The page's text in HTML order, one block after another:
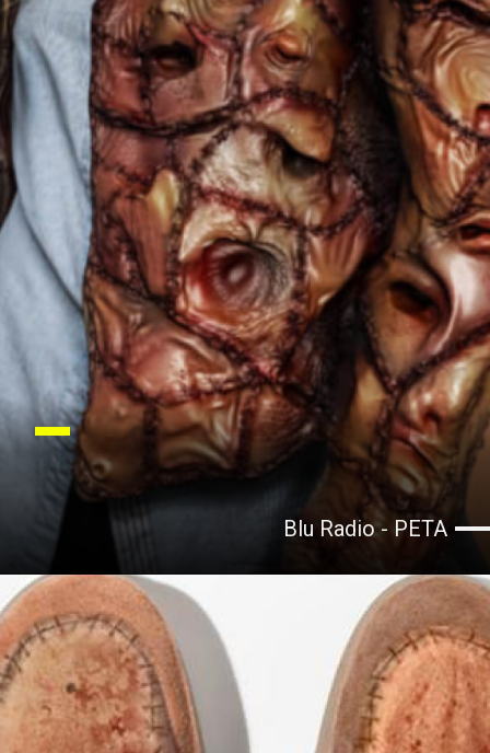
Blu Radio - PETA